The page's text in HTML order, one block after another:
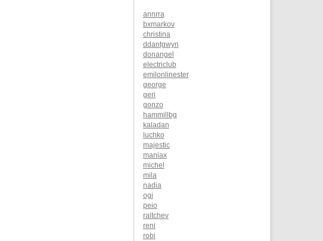
annrra
bxmarkov
christina
ddantgwyn
donangel
electriclub
emilonlinester
george
geri
gonzo
hammillbg
kaladan
luchko
majestic
maniax
michel
mila
nadia
ogi
peio
raltchev
reni
robi